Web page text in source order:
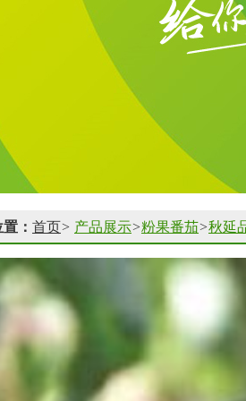
： 首页> 产品展示>粉果番茄>秋延